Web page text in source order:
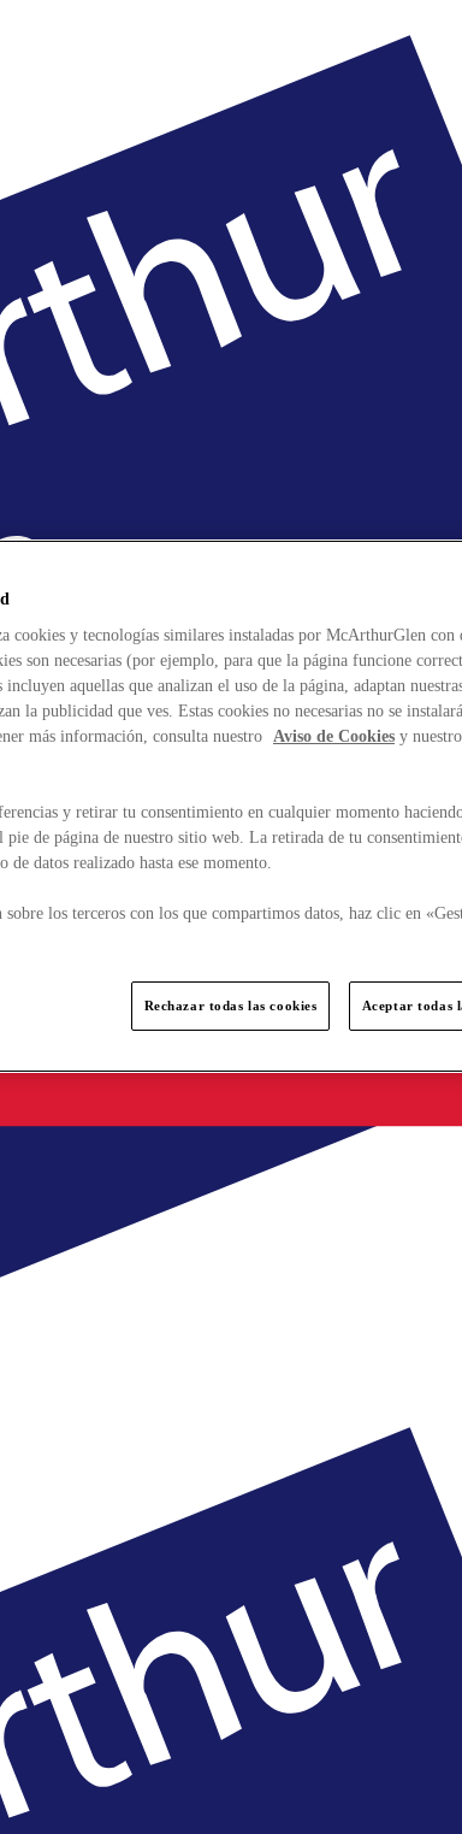
cookies y tecnologías similares instaladas por McArthurGlen con
son necesarias (por ejemplo, para que la página funcione
incluyen aquellas que analizan el uso de la página, adaptan
la publicidad que ves. Estas cookies no necesarias no se
más información, consulta nuestro Aviso de Cookies y nuestro
y retirar tu consentimiento en cualquier momento
pie de página de nuestro sitio web. La retirada de tu
datos realizado hasta ese momento.
los terceros con los que compartimos datos, haz clic en
Rechazar todas las cookies Aceptar todas